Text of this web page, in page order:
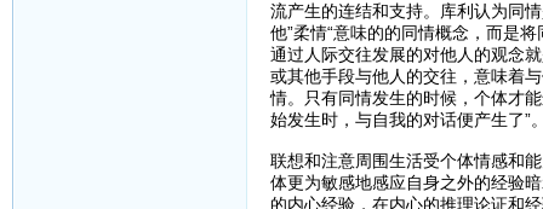
流产生的连结和支持。库利认为同
他”柔情“意味的的同情概念，而是
通过人际交往发展的对他人的观念
或其他手段与他人的交往，意味着
情。只有同情发生的时候，个体才
始发生时，与自我的对话便产生了”
联想和注意周围生活受个体情感和
体更为敏感地感应自身之外的经验
的内心经验，在内心的推理论证和